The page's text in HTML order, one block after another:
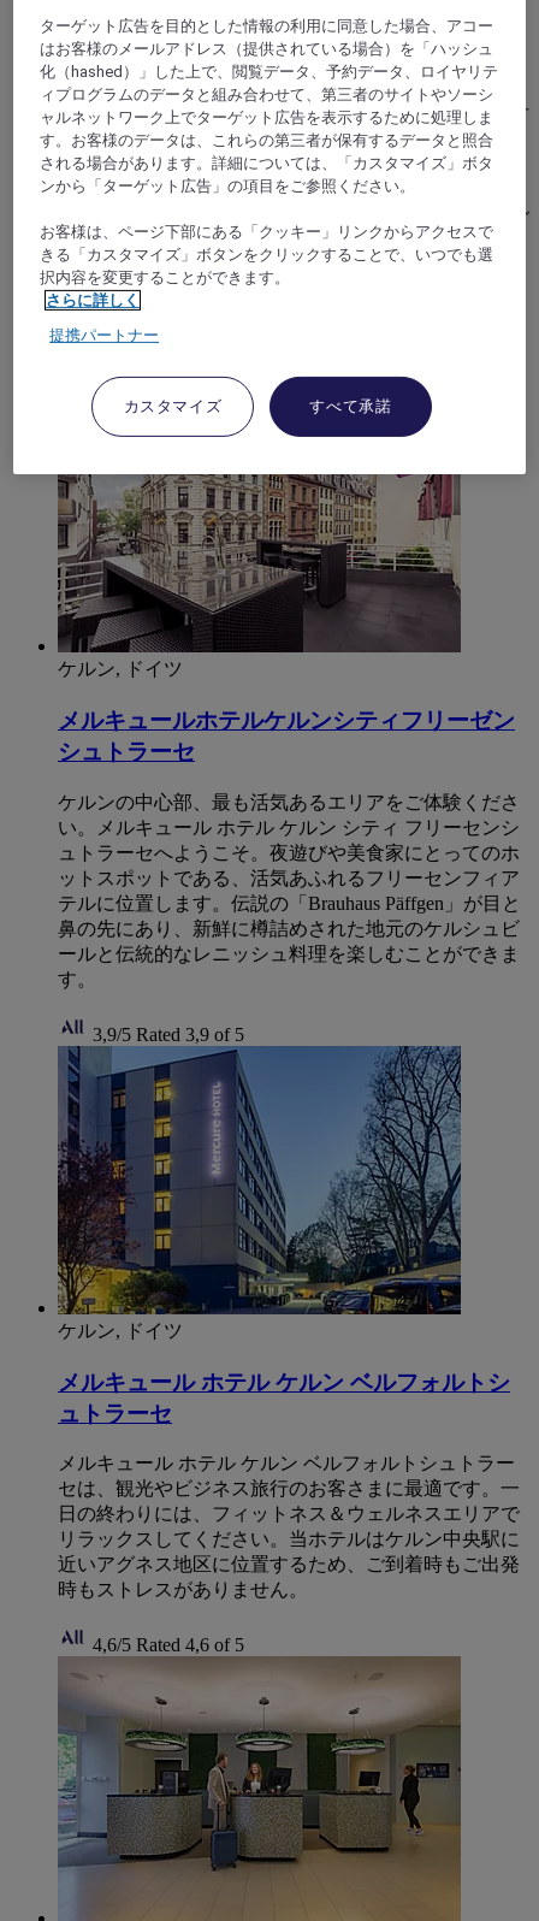
ンシティ
メルキュールホテルゼフェリンズホーフケルンシティ
は、活気にあふれる大都市の中心部、人気のセヴェリ
ンスフィアテル地区に位置する4つ星ホテルです。旧市
街や大聖堂、中央駅、ランクセスアリーナ、エキシビ
ションセンターまでわずか数分。無料Wi-Fi完備のモダ
ンな禁煙客室を253室ご用意しております。200名様ま
で収容可能な6室のミーティングルームはイベントにご
利用いただけます。「リラックス - フード、ドリンク
ス & ユー」ではゆったりとしたラウンジで、お料理と
お飲み物をお楽しみください。広いサンテラスもござ
います 。
4,6/5Rated 4,6 of 5
ケルン, ドイツ
メルキュールホテルケルンシティフリーゼン
シュトラーセ
ケルンの中心部、最も活気あるエリアをご体験くださ
い。メルキュール ホテル ケルン シティ フリーセンシ
ュトラーセへようこそ。夜遊びや美食家にとってのホ
ットスポットである、活気あふれるフリーセンフィア
テルに位置します。伝説の「Brauhaus Päffgen」が目と
鼻の先にあり、新鮮に樽詰めされた地元のケルシュビ
ールと伝統的なレニッシュ料理を楽しむことができま
す。
3,9/5 Rated 3,9 of 5
ケルン, ドイツ
メルキュール ホテル ケルン ベルフォルトシ
ュトラーセ
メルキュール ホテル ケルン ベルフォルトシュトラー
セは、観光やビジネス旅行のお客さまに最適です。一
日の終わりには、フィットネス＆ウェルネスエリアで
リラックスしてください。当ホテルはケルン中央駅に
近いアグネス地区に位置するため、ご到着時もご出発
時もストレスがありません。
4,6/5 Rated 4,6 of 5
ターゲット広告を目的とした情報の利用に同意した場合、アコー
はお客様のメールアドレス（提供されている場合）を「ハッシュ
化（hashed）」した上で、閲覧データ、予約データ、ロイヤリテ
ィプログラムのデータと組み合わせて、第三者のサイトやソーシ
ャルネットワーク上でターゲット広告を表示するために処理しま
す。お客様のデータは、これらの第三者が保有するデータと照合
される場合があります。詳細については、「カスタマイズ」ボタ
ンから「ターゲット広告」の項目をご参照ください。
お客様は、ページ下部にある「クッキー」リンクからアクセスで
きる「カスタマイズ」ボタンをクリックすることで、いつでも選
択内容を変更することができます。
さらに詳しく
提携パートナー
カスタマイズ すべて承諾